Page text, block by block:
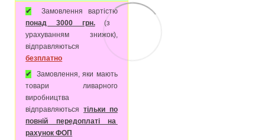
✔ Замовлення вартістю
понад 3000 грн.(з
урахуванням знижок),
відправляються
безплатно
✔
Замовлення, яки мають
товари ливарного
виробництва
відправляються тільки по
повній передоплаті на
рахунок ФОП